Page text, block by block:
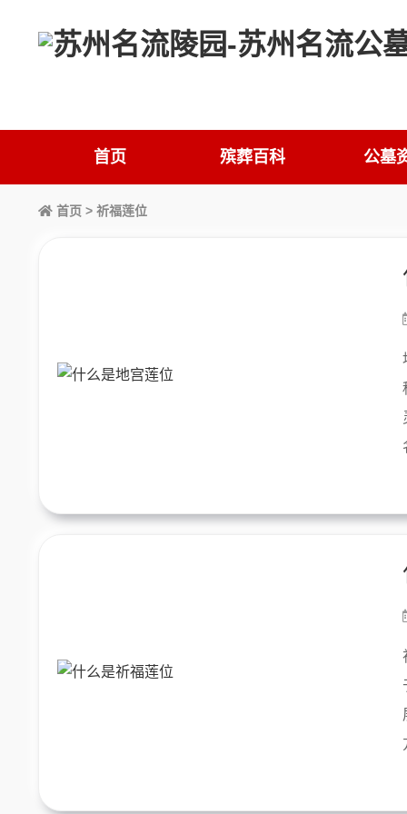
首页 殡葬百科 公墓
首页 > 祈福莲位